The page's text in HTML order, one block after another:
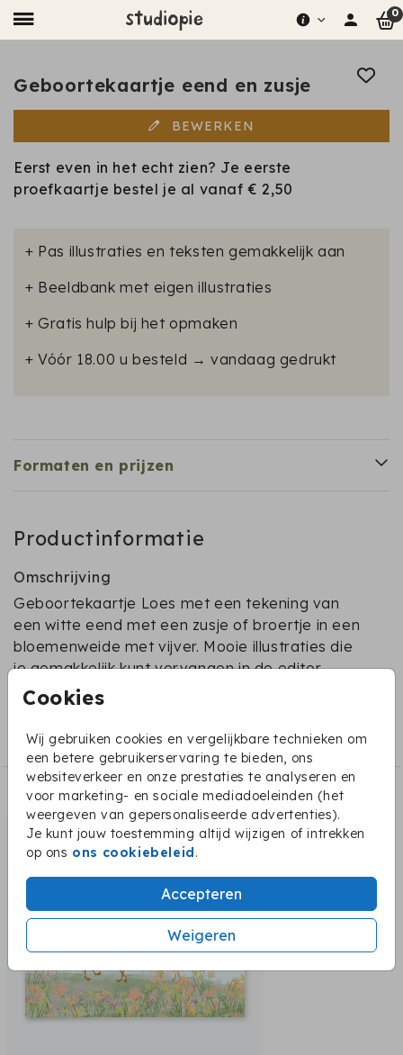
0
Cookies
Wij gebruiken cookies en vergelijkbare technieken om
een betere gebruikerservaring te bieden, ons
websiteverkeer en onze prestaties te analyseren en
voor marketing- en sociale mediadoeleinden (het
weergeven van gepersonaliseerde advertenties).
Je kunt jouw toestemming altijd wijzigen of intrekken
op ons ons cookiebeleid.
Accepteren
Weigeren
Geboortekaartje eend en zusje
BEWERKEN
Eerst even in het echt zien? Je eerste
proefkaartje bestel je al vanaf€ 2,50
+ Pas illustraties en teksten gemakkelijk aan
+ Beeldbank met eigen illustraties
+ Gratis hulp bij het opmaken
+ Vóór 18.00 u besteld → vandaag gedrukt
Formaten en prijzen
Productinformatie
Omschrijving
Geboortekaartje Loes met een tekening van
een witte eend met een zusje of broertje in een
bloemenweide met vijver. Mooie illustraties die
je gemakkelijk kunt vervangen in de editor
Bijzondere vormen
Dit vind je misschien ook leuk: